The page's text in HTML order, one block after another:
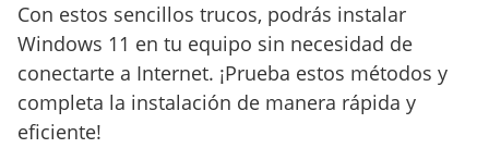
Con estos sencillos trucos, podrás instalar
Windows 11 en tu equipo sin necesidad de
conectarte a Internet. ¡Prueba estos métodos y
completa la instalación de manera rápida y
eficiente!